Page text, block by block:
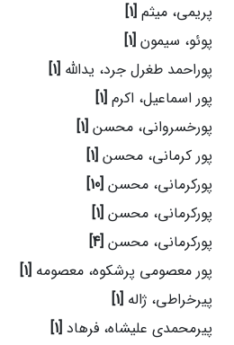
پریمی، میثم [1]
پوئو، سیمون [1]
پوراحمد طغرل جرد، یدالله [1]
پور اسماعیل، اکرم [1]
پورخسروانی، محسن [1]
پور کرمانی، محسن [1]
پورکرمانی، محسن [10]
پورکرمانی، محسن [1]
پورکرمانی، محسن [4]
پور معصومی پرشکوه، معصومه [1]
پیرخراطی، ژاله [1]
پیرمحمدی علیشاه، فرهاد [1]